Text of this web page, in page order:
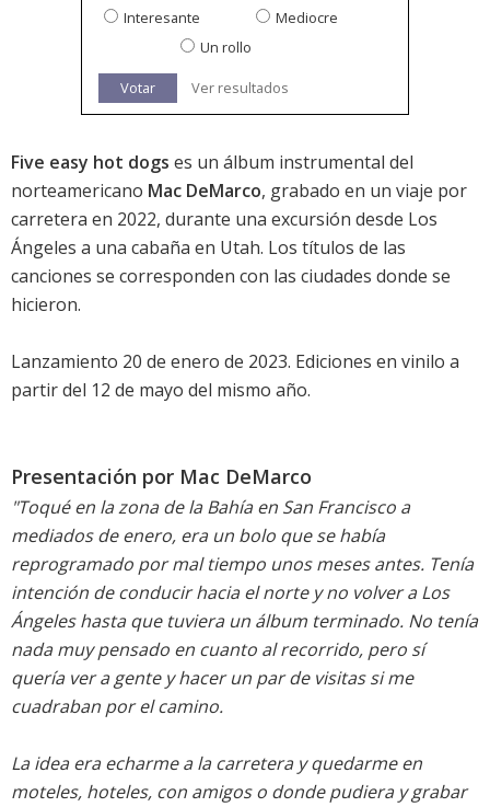
Interesante
Mediocre
Un rollo
Votar Ver resultados
Five easy hot dogs es un álbum instrumental del
norteamericano Mac DeMarco, grabado en un viaje por
carretera en 2022, durante una excursión desde Los
Ángeles a una cabaña en Utah. Los títulos de las
canciones se corresponden con las ciudades donde se
hicieron.
Lanzamiento 20 de enero de 2023. Ediciones en vinilo a
partir del 12 de mayo del mismo año.
Presentación por Mac DeMarco
"Toqué en la zona de la Bahía en San Francisco a
mediados de enero, era un bolo que se había
reprogramado por mal tiempo unos meses antes. Tenía
intención de conducir hacia el norte y no volver a Los
Ángeles hasta que tuviera un álbum terminado. No tenía
nada muy pensado en cuanto al recorrido, pero sí
quería ver a gente y hacer un par de visitas si me
cuadraban por el camino.
La idea era echarme a la carretera y quedarme en
moteles, hoteles, con amigos o donde pudiera y grabar